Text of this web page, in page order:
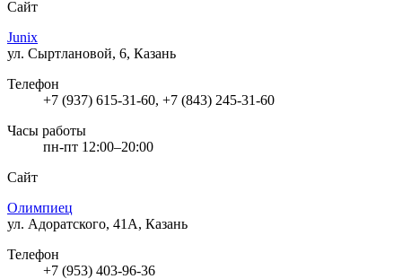
Сайт
Junix
ул. Сыртлановой, 6, Казань
Телефон
+7 (937) 615-31-60, +7 (843) 245-31-60
Часы работы
пн-пт 12:00–20:00
Сайт
Олимпиец
ул. Адоратского, 41А, Казань
Телефон
+7 (953) 403-96-36